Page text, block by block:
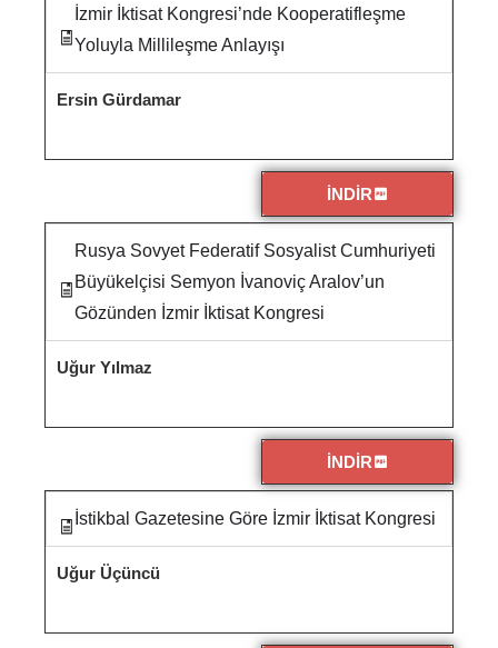
İzmir İktisat Kongresi’nde Kooperatifleşme
Yoluyla Millileşme Anlayışı
Ersin Gürdamar
İNDİR
Rusya Sovyet Federatif Sosyalist Cumhuriyeti
Büyükelçisi Semyon İvanoviç Aralov’un
Gözünden İzmir İktisat Kongresi
Uğur Yılmaz
İNDİR
İstikbal Gazetesine Göre İzmir İktisat Kongresi
Uğur Üçüncü